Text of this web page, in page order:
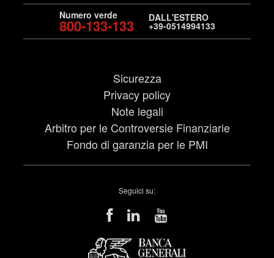
Numero verde
800-133-133 DALL'ESTERO
+39-0514994133
Sicurezza
Privacy policy
Note legali
Arbitro per le Controversie Finanziarie
Fondo di garanzia per le PMI
Seguici su: